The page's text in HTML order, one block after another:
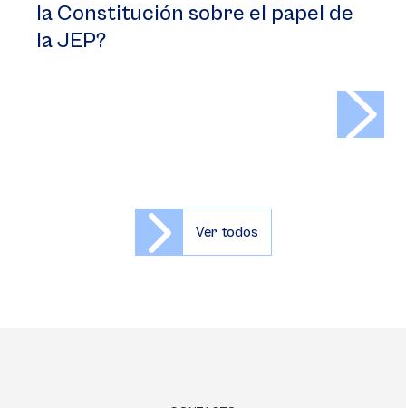
la Constitución sobre el papel de
la JEP?
Ver todos